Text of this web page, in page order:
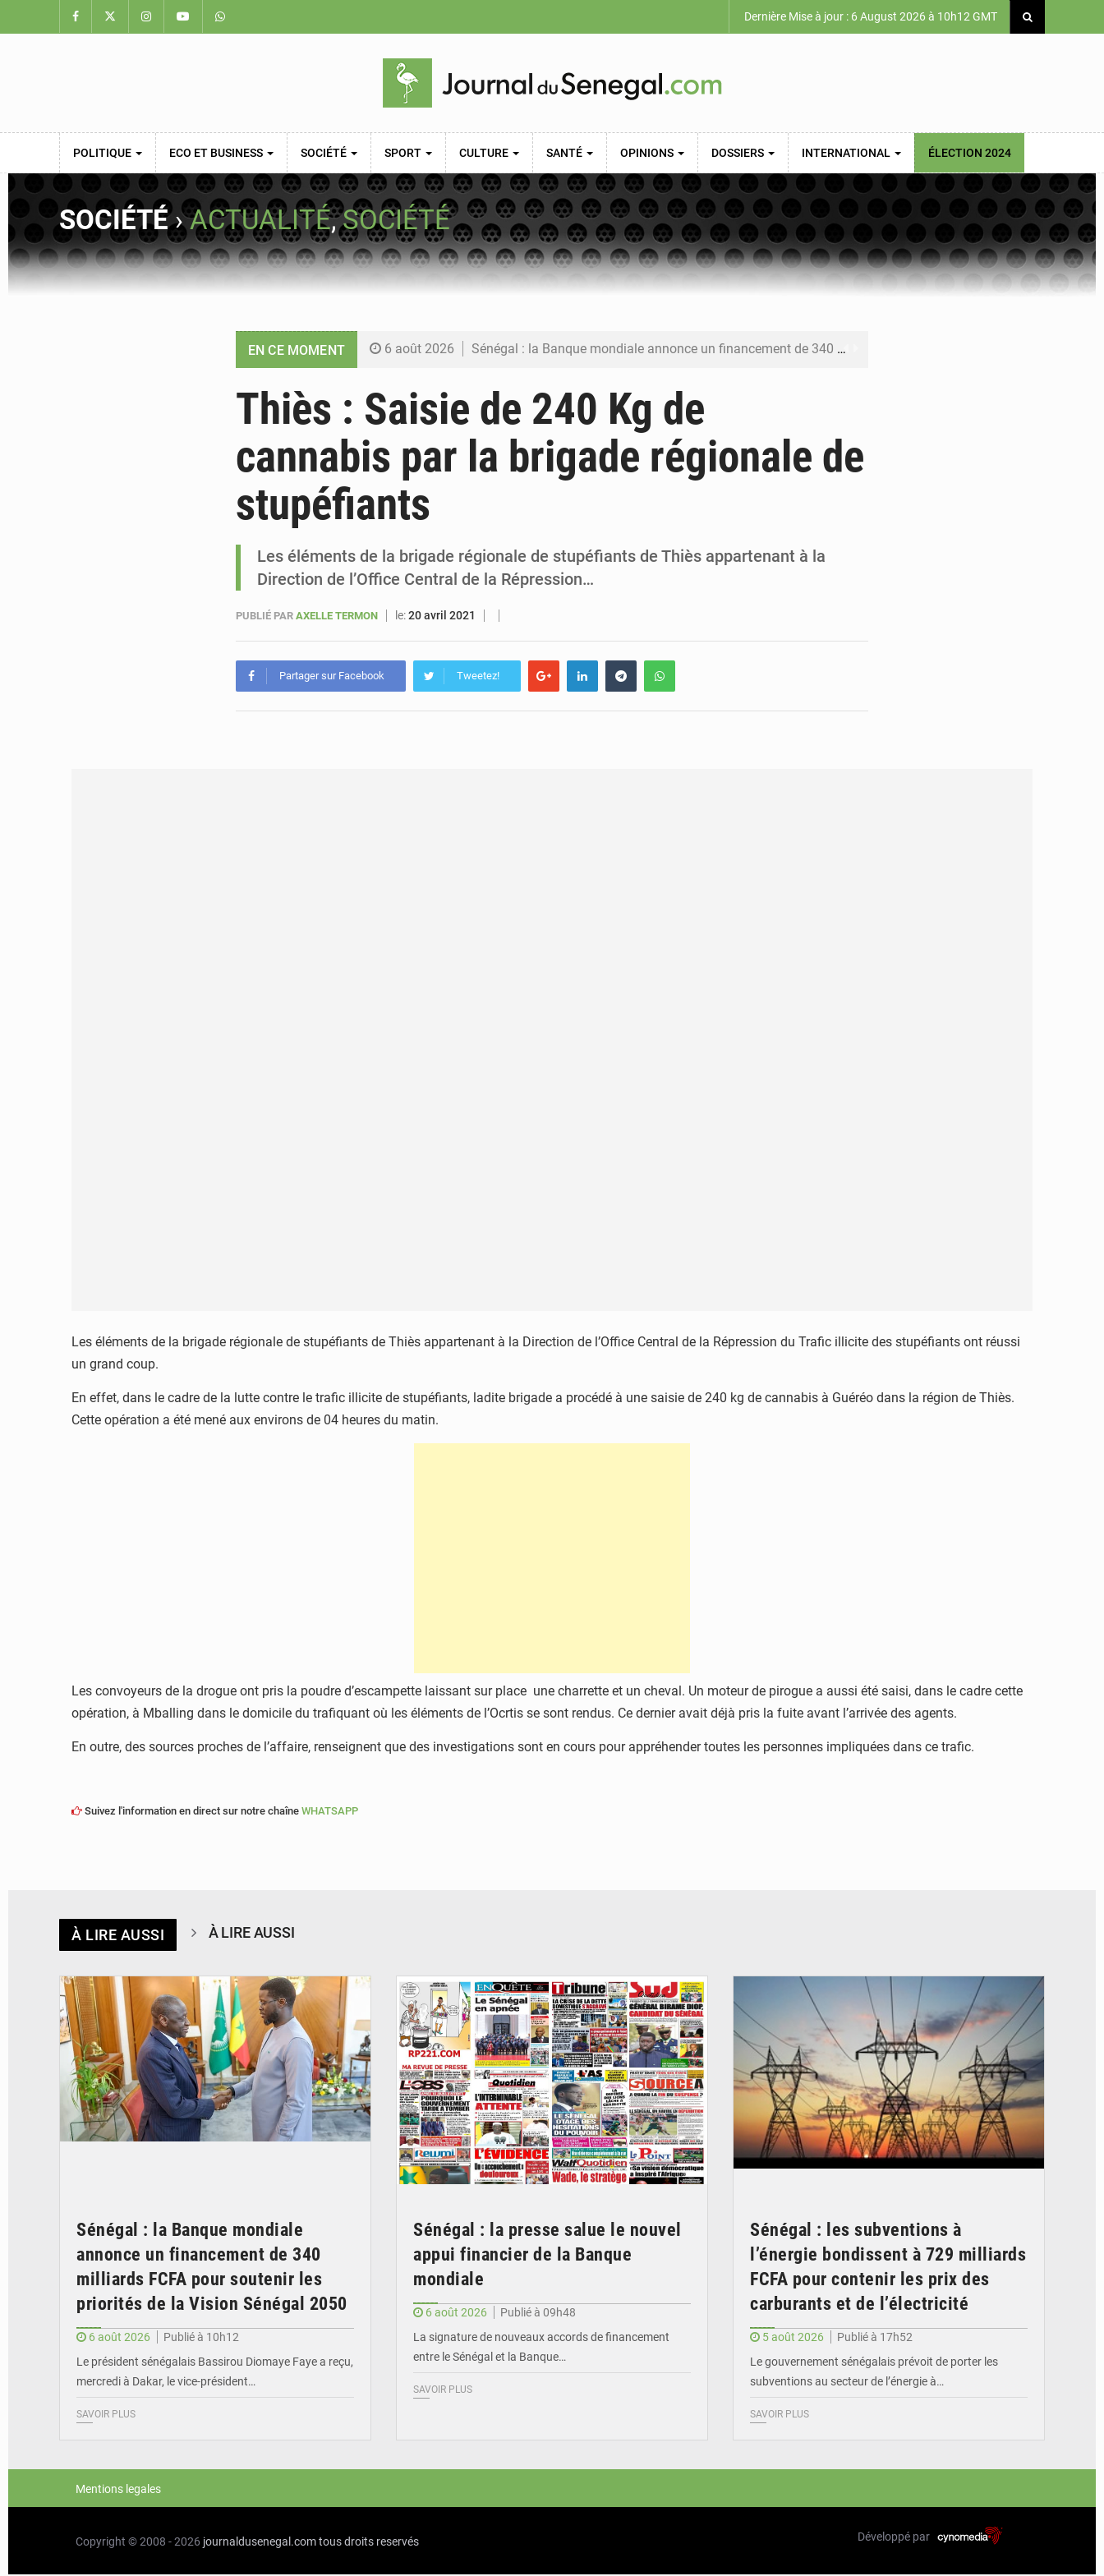
Dernière Mise à jour : 6 August 2026 à 10h12 GMT
POLITIQUE ECO ET BUSINESS SOCIÉTÉ SPORT CULTURE SANTÉ OPINIONS DOSSIERS INTERNATIONAL ÉLECTION 2024
SOCIÉTÉ›ACTUALITÉ,SOCIÉTÉ
EN CE MOMENT 6 août 2026 Sénégal : la Banque mondiale annonce un financement de 340 milliards FCFA pour soutenir les priorités de la Vision Sénégal 2050
5 août 2026 Sénégal : les subventions à l’énergie bondissent à 729 milliards FCFA pour contenir les prix des carburants et de l’électricité
5 août 2026 Sénégal : le niveau du fleuve Sénégal poursuit sa montée à Podor, les autorités appellent à la vigilance
5 août 2026
Thiès : Saisie de 240 Kg de
cannabis par la brigade régionale de
stupéfiants
Les éléments de la brigade régionale de stupéfiants de Thiès appartenant à la
Direction de l’Office Central de la Répression…
PUBLIÉ PAR AXELLE TERMON le:20 avril 2021
Partager sur Facebook Tweetez!
Les éléments de la brigade régionale de stupéfiants de Thiès appartenant à la Direction de l’Office Central de la Répression du Trafic illicite des stupéfiants ont réussi
un grand coup.
En effet, dans le cadre de la lutte contre le trafic illicite de stupéfiants, ladite brigade a procédé à une saisie de 240 kg de cannabis à Guéréo dans la région de Thiès.
Cette opération a été mené aux environs de 04 heures du matin.
Les convoyeurs de la drogue ont pris la poudre d’escampette laissant sur place une charrette et un cheval. Un moteur de pirogue a aussi été saisi, dans le cadre cette
opération, à Mballing dans le domicile du trafiquant où les éléments de l’Ocrtis se sont rendus. Ce dernier avait déjà pris la fuite avant l’arrivée des agents.
En outre, des sources proches de l’affaire, renseignent que des investigations sont en cours pour appréhender toutes les personnes impliquées dans ce trafic.
Suivez l'information en direct sur notre chaîne WHATSAPP
À LIRE AUSSI À LIRE AUSSI
Sénégal : la Banque mondiale
annonce un financement de 340
milliards FCFA pour soutenir les
priorités de la Vision Sénégal 2050
6 août 2026
Publié à 10h12
Le président sénégalais Bassirou Diomaye Faye a reçu,
mercredi à Dakar, le vice-président…
SAVOIR PLUS
Sénégal : la presse salue le nouvel
appui financier de la Banque
mondiale
6 août 2026
Publié à 09h48
La signature de nouveaux accords de financement
entre le Sénégal et la Banque…
SAVOIR PLUS
Sénégal : les subventions à
l’énergie bondissent à 729 milliards
FCFA pour contenir les prix des
carburants et de l’électricité
5 août 2026
Publié à 17h52
Le gouvernement sénégalais prévoit de porter les
subventions au secteur de l’énergie à…
SAVOIR PLUS
Mentions legales
Copyright © 2008 - 2026 journaldusenegal.comtous droits reservés Développé par